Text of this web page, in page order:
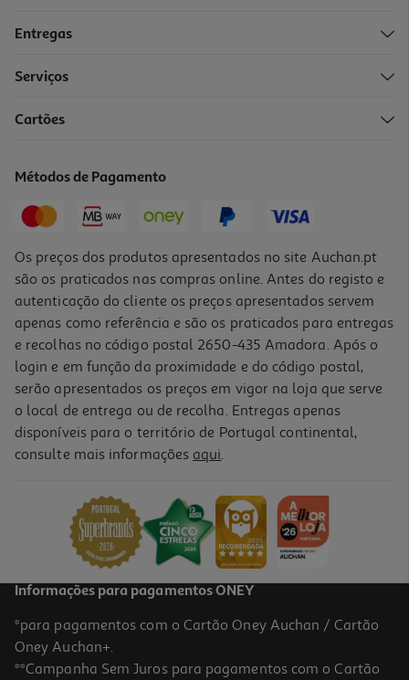
Néctar Auchan Laranja 1l
Entregas
Serviços
Cartões
Métodos de Pagamento
Os preços dos produtos apresentados no site Auchan.pt
são os praticados nas compras online. Antes do registo e
autenticação do cliente os preços apresentados servem
apenas como referência e são os praticados para entregas
e recolhas no código postal 2650-435 Amadora. Após o
login e em função da proximidade e do código postal,
serão apresentados os preços em vigor na loja que serve
o local de entrega ou de recolha. Entregas apenas
disponíveis para o território de Portugal continental,
consulte mais informações aqui.
Informações para pagamentos ONEY
*para pagamentos com o Cartão Oney Auchan / Cartão
Oney Auchan+.
**Campanha Sem Juros para pagamentos com o Cartão